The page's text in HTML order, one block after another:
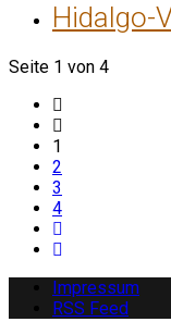
Hidalgo-
Seite 1 von 4
1
2
3
4
Impressum
RSS Feed